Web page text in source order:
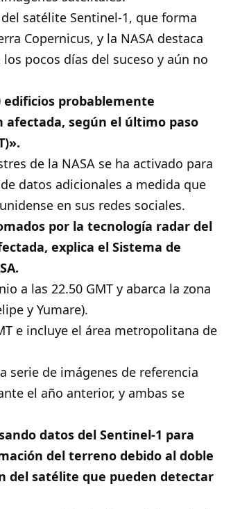
satélite Sentinel-1, que forma
Copernicus, y la NASA destaca
pocos días del suceso y aún no
edificios probablemente
según el último paso
de la NASA se ha activado para
datos adicionales a medida que
en sus redes sociales.
por la tecnología radar del
explica el Sistema de
a las 22.50 GMT y abarca la zona
y Yumare).
e incluye el área metropolitana de
serie de imágenes de referencia
el año anterior, y ambas se
datos del Sentinel-1 para
del terreno debido al doble
del satélite que pueden detectar